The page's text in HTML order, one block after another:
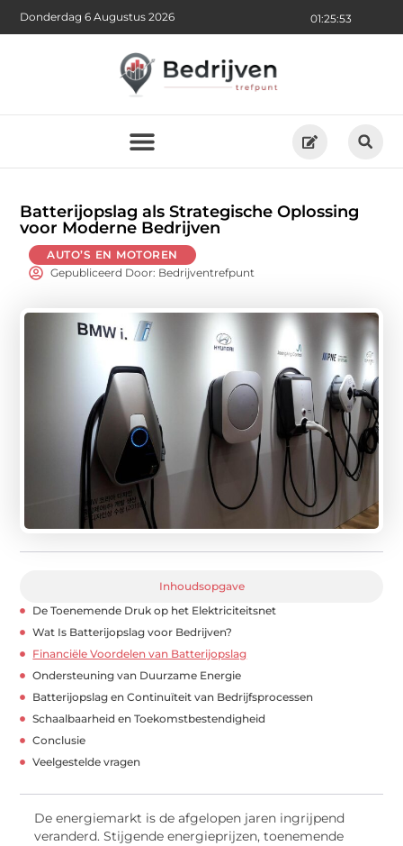
01:25:54
Donderdag 6 Augustus 2026
Batterijopslag als Strategische Oplossing
voor Moderne Bedrijven
AUTO’S EN MOTOREN
Gepubliceerd Door: Bedrijventrefpunt
Inhoudsopgave
De Toenemende Druk op het Elektriciteitsnet
Wat Is Batterijopslag voor Bedrijven?
Financiële Voordelen van Batterijopslag
Ondersteuning van Duurzame Energie
Batterijopslag en Continuïteit van Bedrijfsprocessen
Schaalbaarheid en Toekomstbestendigheid
Conclusie
Veelgestelde vragen
De energiemarkt is de afgelopen jaren ingrijpend
veranderd. Stijgende energieprijzen, toenemende